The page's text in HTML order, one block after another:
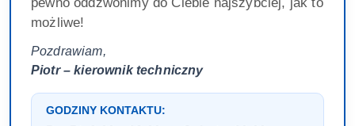
możliwe!
Pozdrawiam,
Piotr – kierownik techniczny
GODZINY KONTAKTU: